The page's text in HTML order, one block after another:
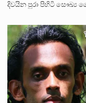
දිවයින පුරා පිහිටි සෞඛ්‍ය